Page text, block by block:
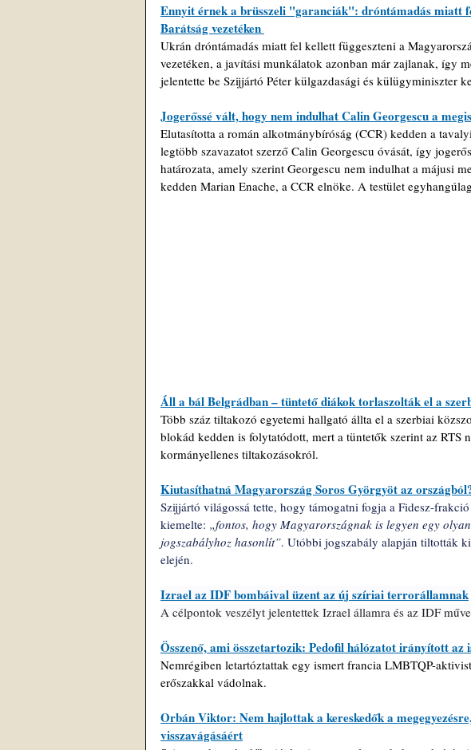
Ennyit érnek a brüsszeli "garanciák": dróntámadás miatt
Barátság vezetéken
Ukrán dróntámadás miatt fel kellett függeszteni a
vezetéken, a javítási munkálatok azonban már zajlanak, így
jelentette be Szijjártó Péter külgazdasági és külügyminiszter
Jogerőssé vált, hogy nem indulhat Calin Georgescu a
Elutasította a román alkotmánybíróság (CCR) kedden a
legtöbb szavazatot szerző Calin Georgescu óvását, így
határozata, amely szerint Georgescu nem indulhat a májusi
kedden Marian Enache, a CCR elnöke. A testület
Áll a bál Belgrádban – tüntető diákok torlaszolták el a
Több száz tiltakozó egyetemi hallgató állta el a szerbiai
blokád kedden is folytatódott, mert a tüntetők szerint az RTS
kormányellenes tiltakozásokról.
Kiutasíthatná Magyarország Soros Györgyöt az
Szijjártó világossá tette, hogy támogatni fogja a Fidesz-
kiemelte: „fontos, hogy Magyarországnak is legyen egy
jogszabályhoz hasonlít”. Utóbbi jogszabály alapján tiltották
elején.
Izrael az IDF bombáival üzent az új szíriai terrorállamnak
A célpontok veszélyt jelentettek Izrael államra és az IDF
Összenő, ami összetartozik: Pedofil hálózatot irányított
Nemrégiben letartóztattak egy ismert francia LMBTQP-
erőszakkal vádolnak.
Orbán Viktor: Nem hajlottak a kereskedők a
visszavágásáért